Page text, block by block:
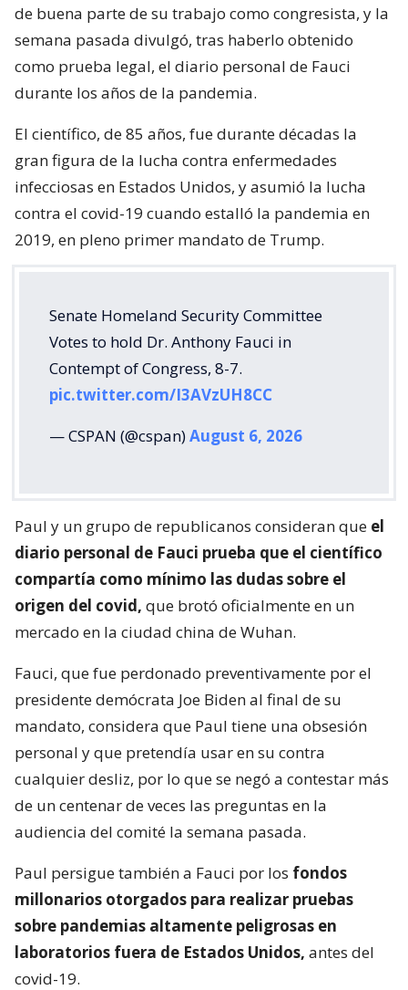
de buena parte de su trabajo como congresista, y la
semana pasada divulgó, tras haberlo obtenido
como prueba legal, el diario personal de Fauci
durante los años de la pandemia.
El científico, de 85 años, fue durante décadas la
gran figura de la lucha contra enfermedades
infecciosas en Estados Unidos, y asumió la lucha
contra el covid-19 cuando estalló la pandemia en
2019, en pleno primer mandato de Trump.
Senate Homeland Security Committee
Votes to hold Dr. Anthony Fauci in
Contempt of Congress, 8-7.
pic.twitter.com/I3AVzUH8CC
— CSPAN (@cspan)August 6, 2026
Paul y un grupo de republicanos consideran que el
diario personal de Fauci prueba que el científico
compartía como mínimo las dudas sobre el
origen del covid, que brotó oficialmente en un
mercado en la ciudad china de Wuhan.
Fauci, que fue perdonado preventivamente por el
presidente demócrata Joe Biden al final de su
mandato, considera que Paul tiene una obsesión
personal y que pretendía usar en su contra
cualquier desliz, por lo que se negó a contestar más
de un centenar de veces las preguntas en la
audiencia del comité la semana pasada.
Paul persigue también a Fauci por los fondos
millonarios otorgados para realizar pruebas
sobre pandemias altamente peligrosas en
laboratorios fuera de Estados Unidos, antes del
covid-19.